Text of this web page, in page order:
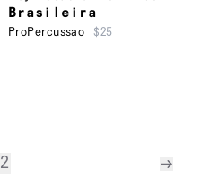
Brasileira
ProPercussao $25
2